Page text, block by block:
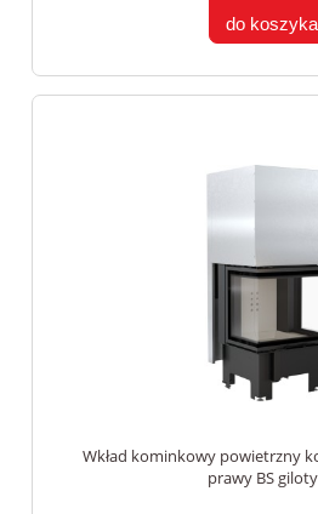
do koszyka
Wkład kominkowy powietrzny
prawy BS